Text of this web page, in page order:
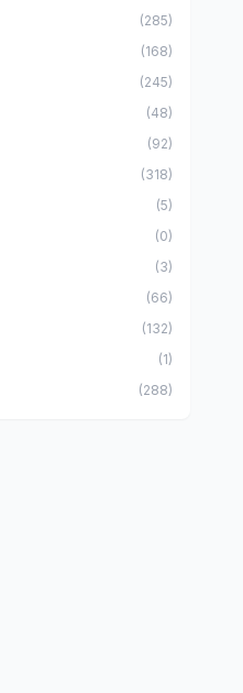
(285)
(168)
(245)
(48)
(92)
(318)
(5)
(0)
(3)
(66)
(132)
(1)
(288)